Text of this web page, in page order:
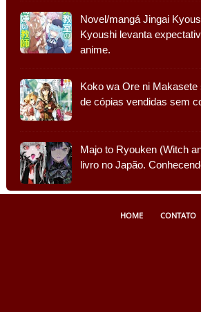
Novel/mangá Jingai
Kyoushi levanta
anime.
Koko wa Ore ni Makasete
de cópias vendidas sem
Majo to Ryouken (Witch
livro no Japão.
HOME CONTATO